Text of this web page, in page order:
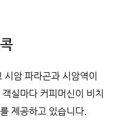
암 파라곤과 시암역이
실마다 커피머신이 비치
제공하고 있습니다.